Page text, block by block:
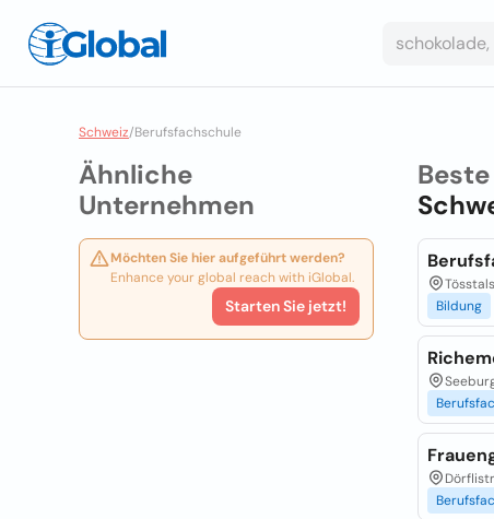
Schweiz/Berufsfachschule
Ähnliche
Unternehmen
Möchten Sie hier aufgeführt werden?
Enhance your global reach with iGlobal.
Starten Sie jetzt!
Beste
Bildung